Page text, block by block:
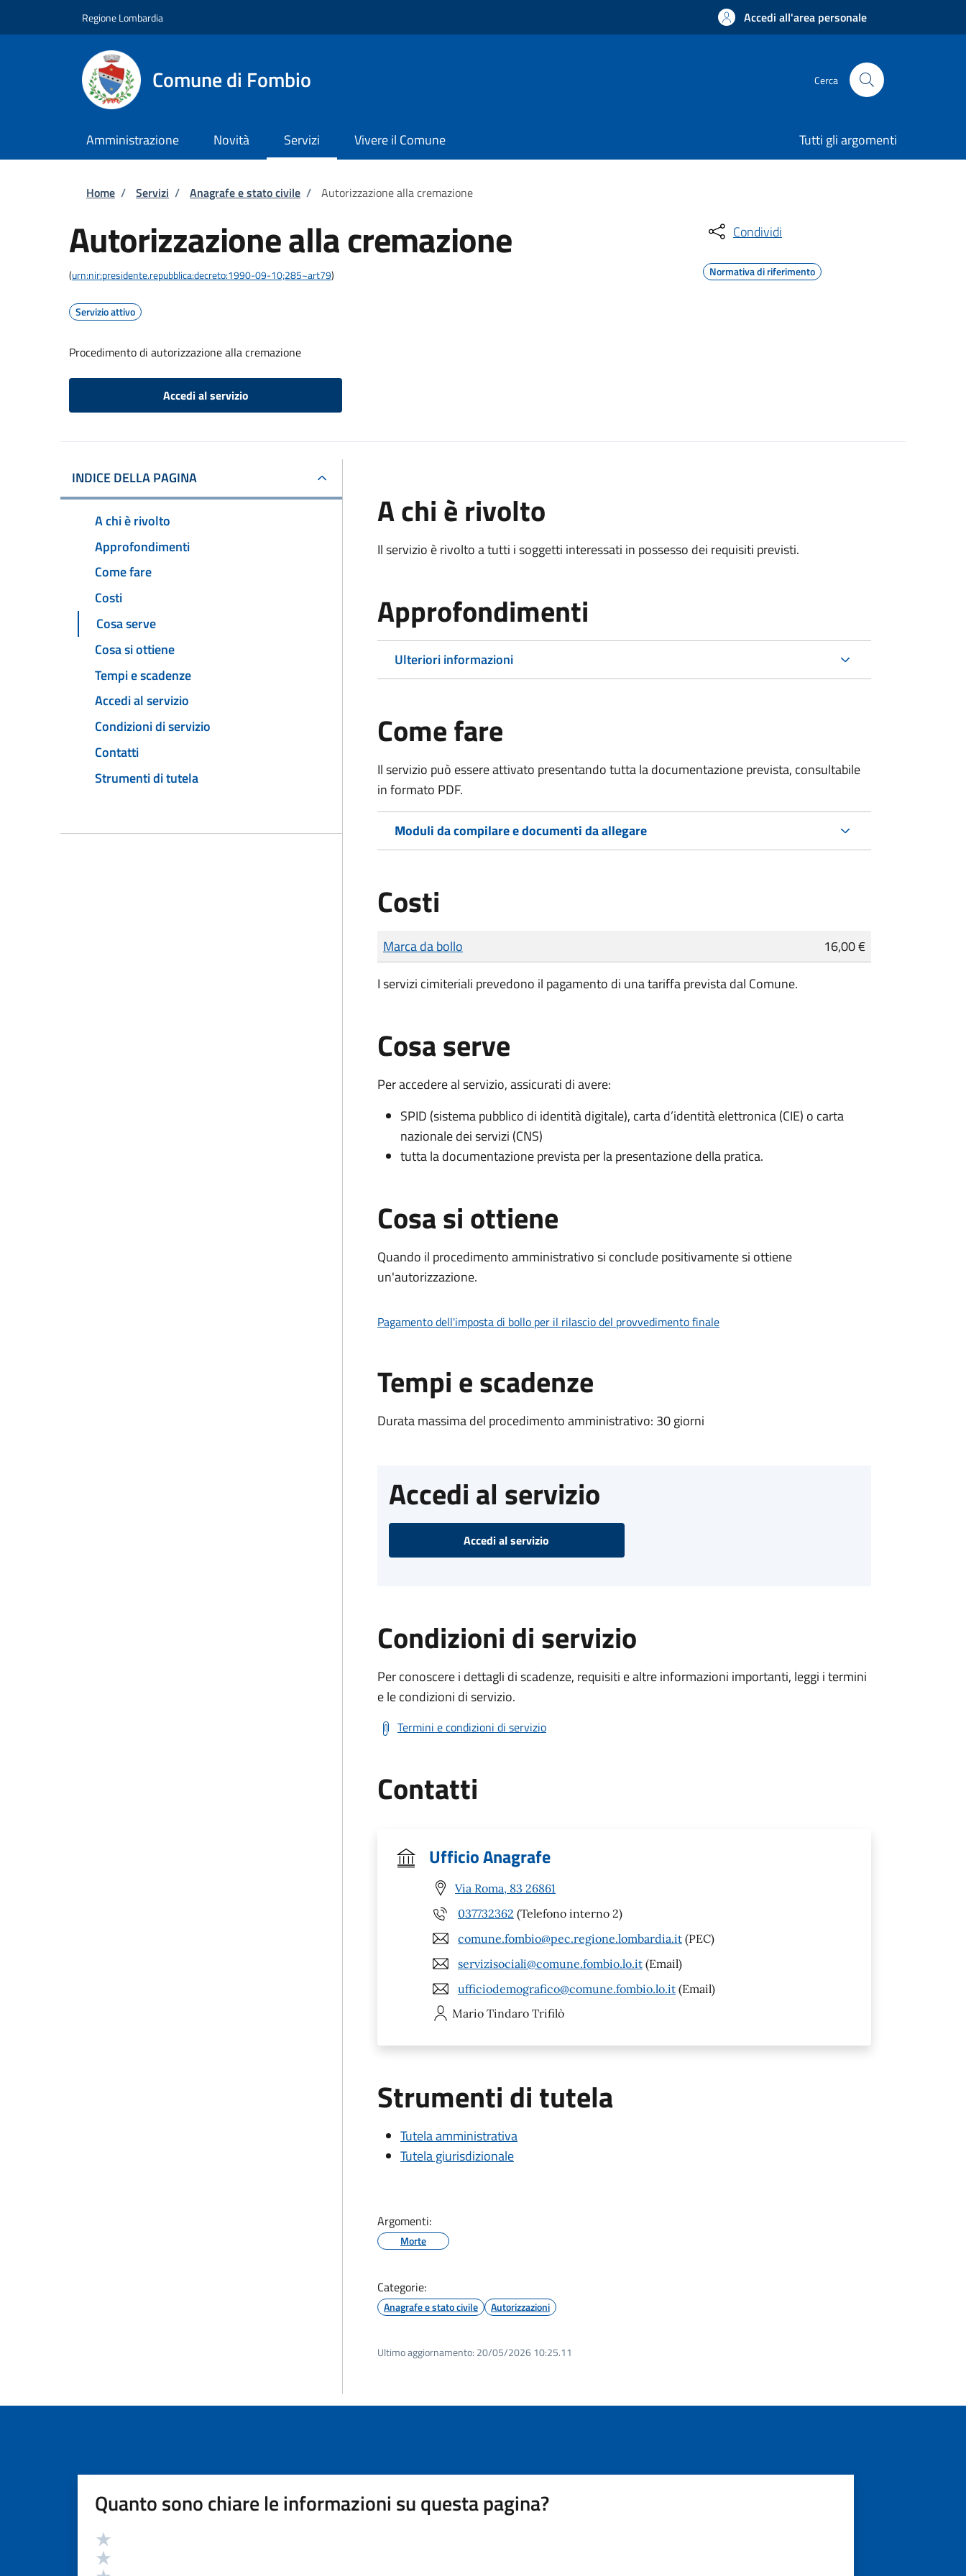
Regione Lombardia Accedi all'area personale
Comune di Fombio Cerca
Amministrazione Novità Servizi Vivere il Comune Tutti gli argomenti
Briciole di pane
Home / Servizi / Anagrafe e stato civile / Autorizzazione alla cremazione
Autorizzazione alla cremazione
(urn:nir:presidente.repubblica:decreto:1990-09-10;285~art79)
Servizio attivo
Procedimento di autorizzazione alla cremazione
Accedi al servizio
Condividi
Normativa di riferimento
INDICE DELLA PAGINA
A chi è rivolto
Approfondimenti
Come fare
Costi
Cosa serve
Cosa si ottiene
Tempi e scadenze
Accedi al servizio
Condizioni di servizio
Contatti
Strumenti di tutela
A chi è rivolto
Il servizio è rivolto a tutti i soggetti interessati in possesso dei requisiti previsti.
Approfondimenti
Ulteriori informazioni
Come fare
Il servizio può essere attivato presentando tutta la documentazione prevista, consultabile
in formato PDF.
Moduli da compilare e documenti da allegare
Costi
Tipo di pagamento
Importo
Marca da bollo
16,00 €
I servizi cimiteriali prevedono il pagamento di una tariffa prevista dal Comune.
Cosa serve
Per accedere al servizio, assicurati di avere:
SPID (sistema pubblico di identità digitale), carta d’identità elettronica (CIE) o carta
nazionale dei servizi (CNS)
tutta la documentazione prevista per la presentazione della pratica.
Cosa si ottiene
Quando il procedimento amministrativo si conclude positivamente si ottiene
un'autorizzazione.
Pagamento dell'imposta di bollo per il rilascio del provvedimento finale
Tempi e scadenze
Durata massima del procedimento amministrativo: 30 giorni
Accedi al servizio
Accedi al servizio
Condizioni di servizio
Per conoscere i dettagli di scadenze, requisiti e altre informazioni importanti, leggi i termini
e le condizioni di servizio.
Termini e condizioni di servizio
Contatti
Ufficio Anagrafe
Via Roma, 83 26861
037732362 (Telefono interno 2)
comune.fombio@pec.regione.lombardia.it (PEC)
servizisociali@comune.fombio.lo.it (Email)
ufficiodemografico@comune.fombio.lo.it (Email)
Mario Tindaro Trifilò
Strumenti di tutela
Tutela amministrativa
Tutela giurisdizionale
Argomenti:
Morte
Categorie:
Anagrafe e stato civile Autorizzazioni
Ultimo aggiornamento: 20/05/2026 10:25.11
Quanto sono chiare le informazioni su questa pagina?
Valutazione